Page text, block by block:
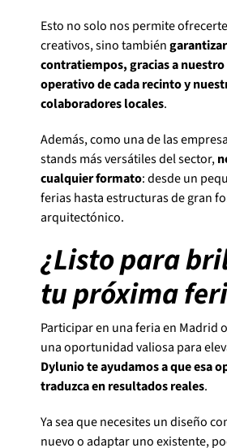
Esto no solo nos permite
creativos, sino también
contratiempos, gracias a
operativo de cada recinto y
colaboradores locales.
Además, como una de las
stands más versátiles del sector,
cualquier formato: desde un
ferias hasta estructuras de gran
arquitectónico.
¿Listo para
tu próxima
Participar en una feria en Madrid
una oportunidad valiosa para
Dylunio te ayudamos a que esa
traduzca en resultados reales.
Ya sea que necesites un diseño
nuevo o adaptar uno existente,